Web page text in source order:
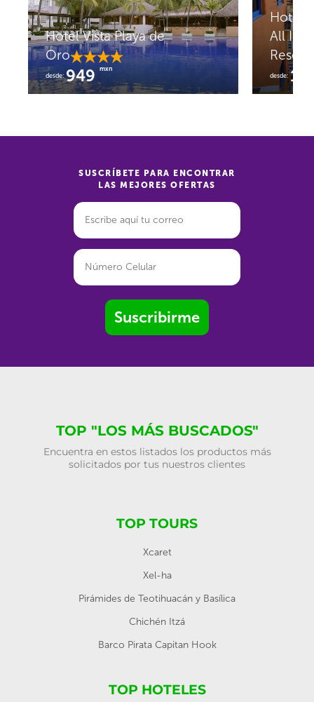
Hotel Vista Playa de
Oro
desde:949mxn
Hotel
All
Resort
desde:
SUSCRÍBETE PARA ENCONTRAR
LAS MEJORES OFERTAS
Suscribirme
TOP "LOS MÁS BUSCADOS"
Encuentra en estos listados los productos más
solicitados por tus nuestros clientes
TOP TOURS
Xcaret
Xel-ha
Pirámides de Teotihuacán y Basílica
Chichén Itzá
Barco Pirata Capitan Hook
TOP HOTELES